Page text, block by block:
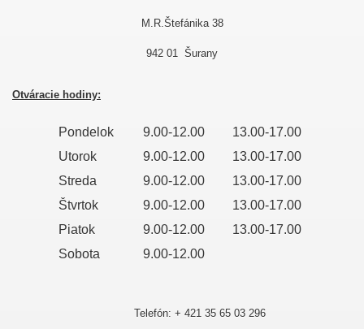
M.R.Štefánika 38
942 01 Šurany
Otváracie hodiny:
Pondelok 9.00-12.00
13.00-17.00
Utorok
9.00-12.00
13.00-17.00
Streda
9.00-12.00
13.00-17.00
Štvrtok
9.00-12.00
13.00-17.00
Piatok
9.00-12.00
13.00-17.00
Sobota
9.00-12.00
Telefón: + 421 35 65 03 296